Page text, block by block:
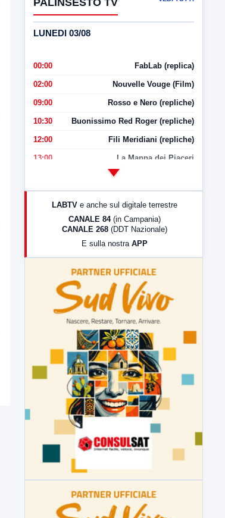
LUNEDI 03/08
00:00 FabLab (replica)
02:00 Nouvelle Vouge (Film)
09:00 Rosso e Nero (repliche)
10:30 Buonissimo Red Roger (repliche)
12:00 Fili Meridiani (repliche)
13:00 La Mappa dei Piaceri
LabNews (Diretta)
LabNews (replica)
LABTV e anche sul digitale terrestre
CANALE 84 (in Campania)
CANALE 268 (DDT Nazionale)
E sulla nostra APP